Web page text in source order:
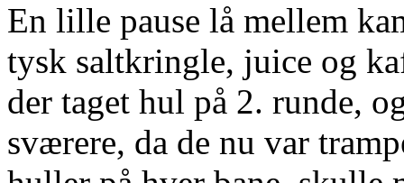
En lille pause lå mellem
tysk saltkringle, juice og
der taget hul på 2. runde,
sværere, da de nu var